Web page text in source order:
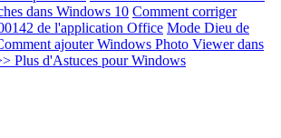
dans Windows 10 Comment corriger
de l'application Office Mode Dieu de
ajouter Windows Photo Viewer dans
Plus d'Astuces pour Windows